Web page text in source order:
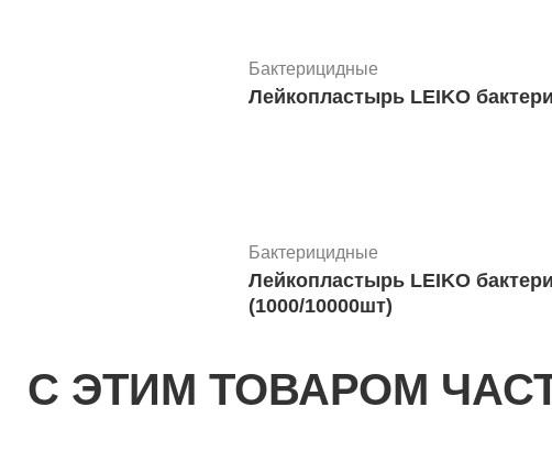
Бактерицидные
Лейкопластырь LEIKO
Бактерицидные
Лейкопластырь LEIKO
(1000/10000шт)
С ЭТИМ ТОВАРОМ